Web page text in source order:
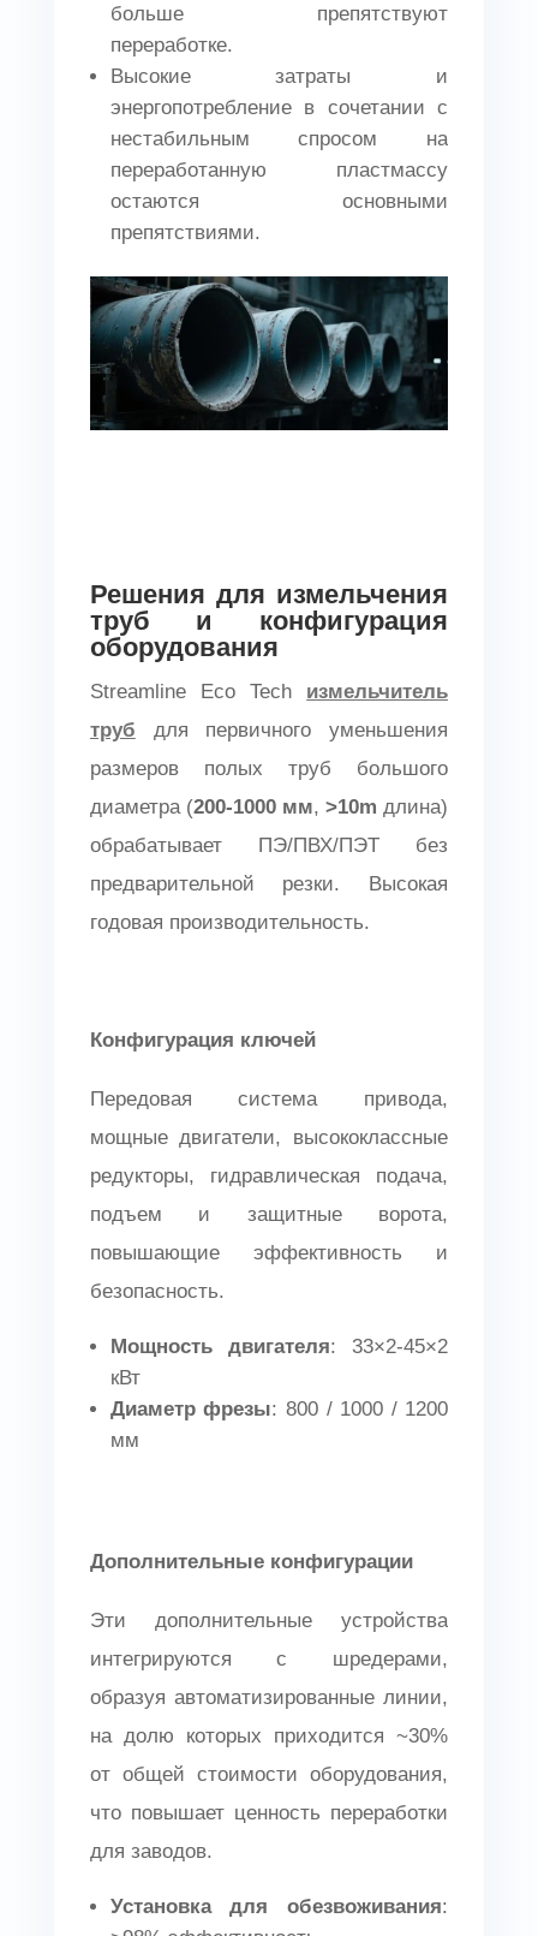
больше препятствуют
переработке.
Высокие затраты и
энергопотребление в сочетании с
нестабильным спросом на
переработанную пластмассу
остаются основными
препятствиями.
Решения для измельчения
труб и конфигурация
оборудования
Streamline Eco Tech измельчитель
труб для первичного уменьшения
размеров полых труб большого
диаметра (200-1000 мм,>10m длина)
обрабатывает ПЭ/ПВХ/ПЭТ без
предварительной резки. Высокая
годовая производительность.
Конфигурация ключей
Передовая система привода,
мощные двигатели, высококлассные
редукторы, гидравлическая подача,
подъем и защитные ворота,
повышающие эффективность и
безопасность.
Мощность двигателя: 33×2-45×2
кВт
Диаметр фрезы: 800 / 1000 / 1200
мм
Дополнительные конфигурации
Эти дополнительные устройства
интегрируются с шредерами,
образуя автоматизированные линии,
на долю которых приходится ~30%
от общей стоимости оборудования,
что повышает ценность переработки
для заводов.
Установка для обезвоживания: